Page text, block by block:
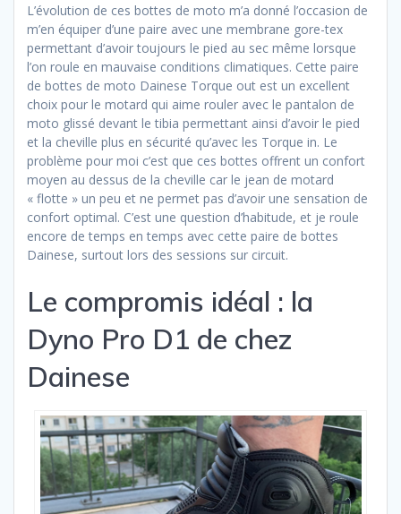
L’évolution de ces bottes de moto m’a donné l’occasion de
m’en équiper d’une paire avec une membrane gore-tex
permettant d’avoir toujours le pied au sec même lorsque
l’on roule en mauvaise conditions climatiques. Cette paire
de bottes de moto Dainese Torque out est un excellent
choix pour le motard qui aime rouler avec le pantalon de
moto glissé devant le tibia permettant ainsi d’avoir le pied
et la cheville plus en sécurité qu’avec les Torque in. Le
problème pour moi c’est que ces bottes offrent un confort
moyen au dessus de la cheville car le jean de motard
« flotte » un peu et ne permet pas d’avoir une sensation de
confort optimal. C’est une question d’habitude, et je roule
encore de temps en temps avec cette paire de bottes
Dainese, surtout lors des sessions sur circuit.
Le compromis idéal : la
Dyno Pro D1 de chez
Dainese